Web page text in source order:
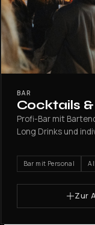
BAR
Cocktails
Profi-Bar mit
Long Drinks und
Bar mit Personal
Zur